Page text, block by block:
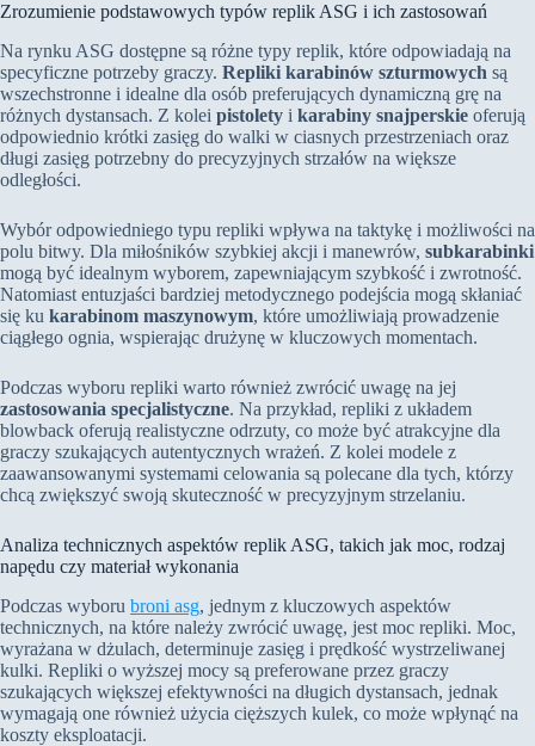
Zrozumienie podstawowych typów replik ASG i ich zastosowań
Na rynku ASG dostępne są różne typy replik, które odpowiadają na
specyficzne potrzeby graczy. Repliki karabinów szturmowych są
wszechstronne i idealne dla osób preferujących dynamiczną grę na
różnych dystansach. Z kolei pistolety i karabiny snajperskie oferują
odpowiednio krótki zasięg do walki w ciasnych przestrzeniach oraz
długi zasięg potrzebny do precyzyjnych strzałów na większe
odległości.
Wybór odpowiedniego typu repliki wpływa na taktykę i możliwości na
polu bitwy. Dla miłośników szybkiej akcji i manewrów, subkarabinki
mogą być idealnym wyborem, zapewniającym szybkość i zwrotność.
Natomiast entuzjaści bardziej metodycznego podejścia mogą skłaniać
się ku karabinom maszynowym, które umożliwiają prowadzenie
ciągłego ognia, wspierając drużynę w kluczowych momentach.
Podczas wyboru repliki warto również zwrócić uwagę na jej
zastosowania specjalistyczne. Na przykład, repliki z układem
blowback oferują realistyczne odrzuty, co może być atrakcyjne dla
graczy szukających autentycznych wrażeń. Z kolei modele z
zaawansowanymi systemami celowania są polecane dla tych, którzy
chcą zwiększyć swoją skuteczność w precyzyjnym strzelaniu.
Analiza technicznych aspektów replik ASG, takich jak moc, rodzaj
napędu czy materiał wykonania
Podczas wyboru broni asg, jednym z kluczowych aspektów
technicznych, na które należy zwrócić uwagę, jest moc repliki. Moc,
wyrażana w dżulach, determinuje zasięg i prędkość wystrzeliwanej
kulki. Repliki o wyższej mocy są preferowane przez graczy
szukających większej efektywności na długich dystansach, jednak
wymagają one również użycia cięższych kulek, co może wpłynąć na
koszty eksploatacji.